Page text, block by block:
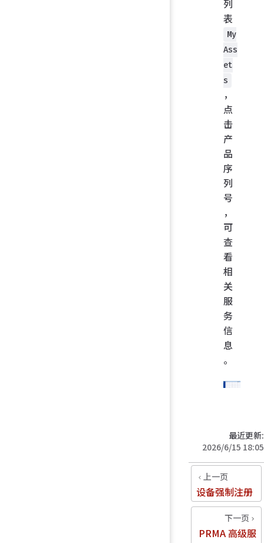
列
表
My
Ass
et
s
，
点
击
产
品
序
列
号
，
可
查
看
相
关
服
务
信
息
。
最近更新:
2026/6/15 18:05
上一页
设备强制注册
下一页
PRMA 高级服